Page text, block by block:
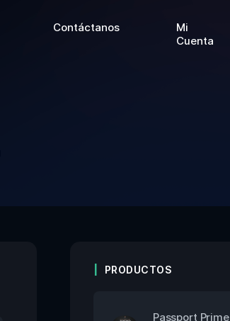
Contáctanos
Mi
Cuenta
PRODUCTOS
Passport Prime